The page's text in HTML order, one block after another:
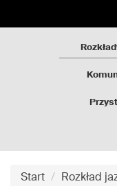
Start Rozkład